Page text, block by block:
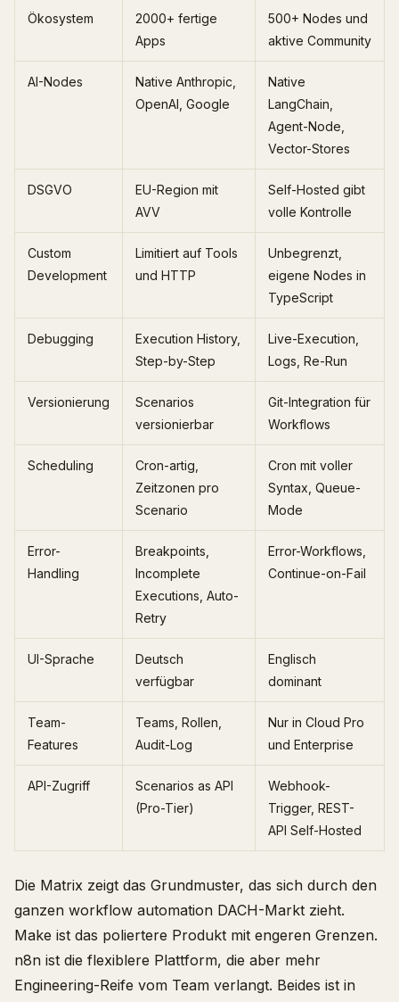
Ökosystem
2000+ fertige
Apps
500+ Nodes und
aktive Community
AI-Nodes
Native Anthropic,
OpenAI, Google
Native
LangChain,
Agent-Node,
Vector-Stores
DSGVO
EU-Region mit
AVV
Self-Hosted gibt
volle Kontrolle
Custom
Development
Limitiert auf Tools
und HTTP
Unbegrenzt,
eigene Nodes in
TypeScript
Debugging
Execution History,
Step-by-Step
Live-Execution,
Logs, Re-Run
Versionierung
Scenarios
versionierbar
Git-Integration für
Workflows
Scheduling
Cron-artig,
Zeitzonen pro
Scenario
Cron mit voller
Syntax, Queue-
Mode
Error-
Handling
Breakpoints,
Incomplete
Executions, Auto-
Retry
Error-Workflows,
Continue-on-Fail
UI-Sprache
Deutsch
verfügbar
Englisch
dominant
Team-
Features
Teams, Rollen,
Audit-Log
Nur in Cloud Pro
und Enterprise
API-Zugriff
Scenarios as API
(Pro-Tier)
Webhook-
Trigger, REST-
API Self-Hosted
Die Matrix zeigt das Grundmuster, das sich durch den
ganzen workflow automation DACH-Markt zieht.
Make ist das poliertere Produkt mit engeren Grenzen.
n8n ist die flexiblere Plattform, die aber mehr
Engineering-Reife vom Team verlangt. Beides ist in